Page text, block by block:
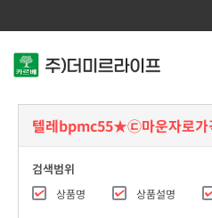
텔레bpmc55★㉢마운자로가
검색범위
상품명 상품설명